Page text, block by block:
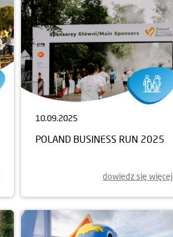
10.09.2025
POLAND BUSINESS RUN 2025
dowiedz się więcej